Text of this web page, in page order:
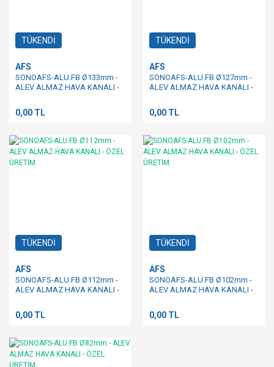
TÜKENDİ
AFS
SONOAFS-ALU.FB Ø133mm -
ALEV ALMAZ HAVA KANALI -
0,00 TL
TÜKENDİ
AFS
SONOAFS-ALU.FB Ø127mm -
ALEV ALMAZ HAVA KANALI -
0,00 TL
TÜKENDİ
AFS
SONOAFS-ALU.FB Ø112mm -
ALEV ALMAZ HAVA KANALI -
0,00 TL
TÜKENDİ
AFS
SONOAFS-ALU.FB Ø102mm -
ALEV ALMAZ HAVA KANALI -
0,00 TL